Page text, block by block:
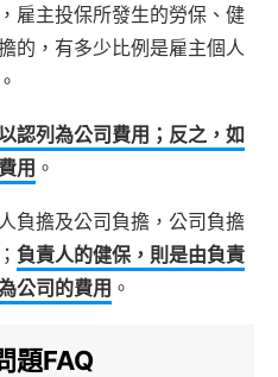
雇主投保所發生的勞保、健
的，有多少比例是雇主個人
認列為公司費用；反之，如
用 。
負擔及公司負擔，公司負擔
負責人的健保，則是由負責
公司的費用 。
題FAQ